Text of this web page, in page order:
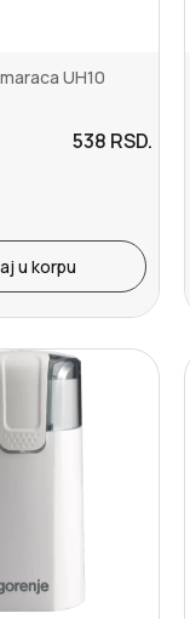
UH10
538 RSD.
u korpu